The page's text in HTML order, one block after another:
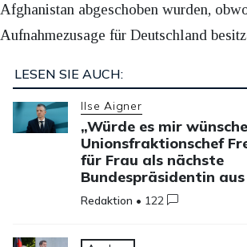
Afghanistan abgeschoben wurden,
Aufnahmezusage für Deutschland
LESEN SIE AUCH:
Ilse Aigner
„Würde es mir
Unionsfraktionschef
für Frau als nächste
Bundespräsidentin aus
Redaktion • 122